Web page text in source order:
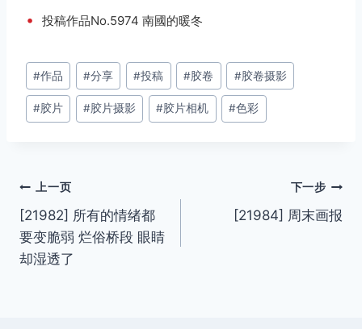
• 投稿作品No.5974 南國的暖冬
文
章
标
#作品 #分享 #投稿 #胶卷 #胶卷摄影
#胶片 #胶片摄影 #胶片相机 #色彩
文
章
导
上一页
[21982] 所有的情绪都
要变脆弱 烂俗桥段 眼睛
却湿透了
下一步
[21984] 周末画报